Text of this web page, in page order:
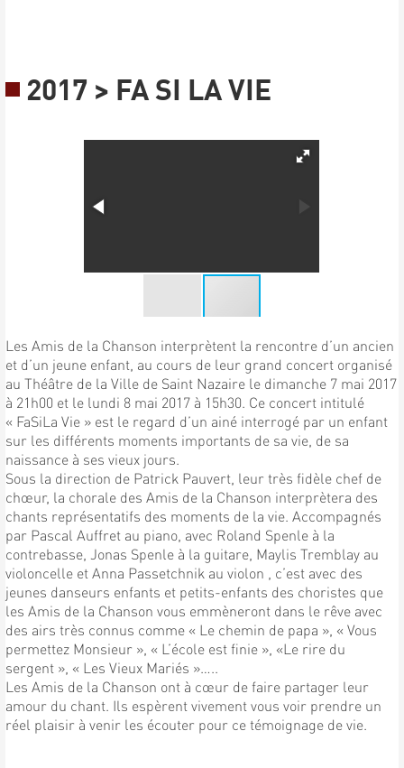
2017 > FA SI LA VIE
Les Amis de la Chanson interprètent la rencontre d’un ancien
et d’un jeune enfant, au cours de leur grand concert organisé
au Théâtre de la Ville de Saint Nazaire le dimanche 7 mai 2017
à 21h00 et le lundi 8 mai 2017 à 15h30. Ce concert intitulé
« FaSiLa Vie » est le regard d’un ainé interrogé par un enfant
sur les différents moments importants de sa vie, de sa
naissance à ses vieux jours.
Sous la direction de Patrick Pauvert, leur très fidèle chef de
chœur, la chorale des Amis de la Chanson interprètera des
chants représentatifs des moments de la vie. Accompagnés
par Pascal Auffret au piano, avec Roland Spenle à la
contrebasse, Jonas Spenle à la guitare, Maylis Tremblay au
violoncelle et Anna Passetchnik au violon , c’est avec des
jeunes danseurs enfants et petits-enfants des choristes que
les Amis de la Chanson vous emmèneront dans le rêve avec
des airs très connus comme « Le chemin de papa », « Vous
permettez Monsieur », « L’école est finie », «Le rire du
sergent », « Les Vieux Mariés »…..
Les Amis de la Chanson ont à cœur de faire partager leur
amour du chant. Ils espèrent vivement vous voir prendre un
réel plaisir à venir les écouter pour ce témoignage de vie.